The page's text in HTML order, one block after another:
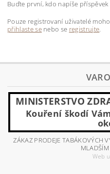
Buďte první, kdo napíše příspěvek
Pouze registrovaní uživatelé
přihlaste senebo se registrujte
MINISTERSTVO
Kouření škodí
ZÁKAZ PRODEJE TABÁKOVÝCH
Web